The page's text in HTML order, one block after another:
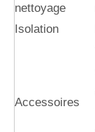
nettoyage
Isolation
Accessoires